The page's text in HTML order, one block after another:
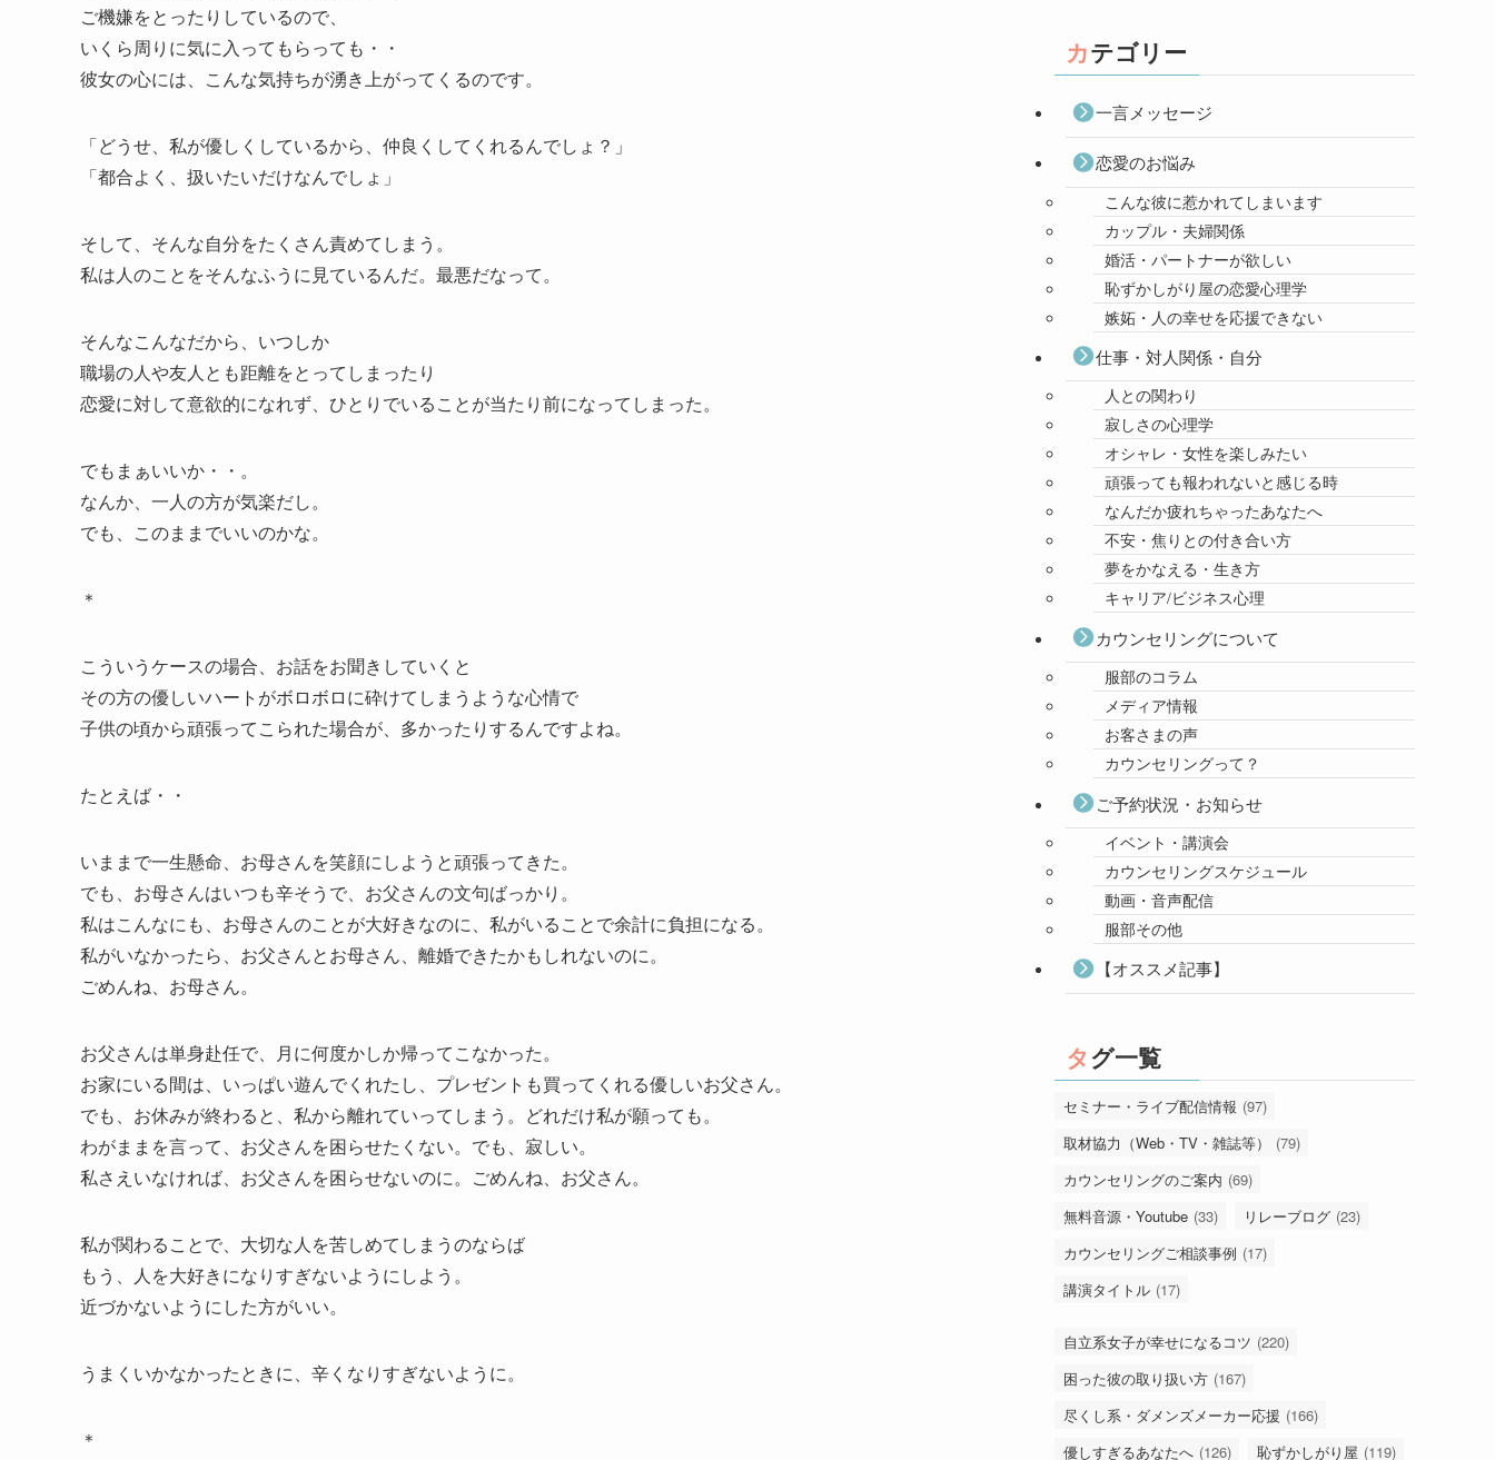
ご機嫌をとったりしているので、
いくら周りに気に入ってもらっても・・
彼女の心には、こんな気持ちが湧き上がってくるのです。
「どうせ、私が優しくしているから、仲良くしてくれるんでしょ？」
「都合よく、扱いたいだけなんでしょ」
そして、そんな自分をたくさん責めてしまう。
私は人のことをそんなふうに見ているんだ。最悪だなって。
そんなこんなだから、いつしか
職場の人や友人とも距離をとってしまったり
恋愛に対して意欲的になれず、ひとりでいることが当たり前になってしまった。
でもまぁいいか・・。
なんか、一人の方が気楽だし。
でも、このままでいいのかな。
＊
こういうケースの場合、お話をお聞きしていくと
その方の優しいハートがボロボロに砕けてしまうような心情で
子供の頃から頑張ってこられた場合が、多かったりするんですよね。
たとえば・・
いままで一生懸命、お母さんを笑顔にしようと頑張ってきた。
でも、お母さんはいつも辛そうで、お父さんの文句ばっかり。
私はこんなにも、お母さんのことが大好きなのに、私がいることで余計に負担になる。
私がいなかったら、お父さんとお母さん、離婚できたかもしれないのに。
ごめんね、お母さん。
お父さんは単身赴任で、月に何度かしか帰ってこなかった。
お家にいる間は、いっぱい遊んでくれたし、プレゼントも買ってくれる優しいお父さん。
でも、お休みが終わると、私から離れていってしまう。どれだけ私が願っても。
わがままを言って、お父さんを困らせたくない。でも、寂しい。
私さえいなければ、お父さんを困らせないのに。ごめんね、お父さん。
私が関わることで、大切な人を苦しめてしまうのならば
もう、人を大好きになりすぎないようにしよう。
近づかないようにした方がいい。
うまくいかなかったときに、辛くなりすぎないように。
＊
カテゴリー
一言メッセージ
恋愛のお悩み
こんな彼に惹かれてしまいます
カップル・夫婦関係
婚活・パートナーが欲しい
恥ずかしがり屋の恋愛心理学
嫉妬・人の幸せを応援できない
仕事・対人関係・自分
人との関わり
寂しさの心理学
オシャレ・女性を楽しみたい
頑張っても報われないと感じる時
なんだか疲れちゃったあなたへ
不安・焦りとの付き合い方
夢をかなえる・生き方
キャリア/ビジネス心理
カウンセリングについて
服部のコラム
メディア情報
お客さまの声
カウンセリングって？
ご予約状況・お知らせ
イベント・講演会
カウンセリングスケジュール
動画・音声配信
服部その他
【オススメ記事】
タグ一覧
セミナー・ライブ配信情報 (97)
取材協力（Web・TV・雑誌等）
(79)
カウンセリングのご案内 (69)
無料音源・Youtube (33) リレーブログ (23)
カウンセリングご相談事例 (17)
講演タイトル (17)
自立系女子が幸せになるコツ (220)
困った彼の取り扱い方 (167)
尽くし系・ダメンズメーカー応援 (166)
優しすぎるあなたへ (126) 恥ずかしがり屋 (119)